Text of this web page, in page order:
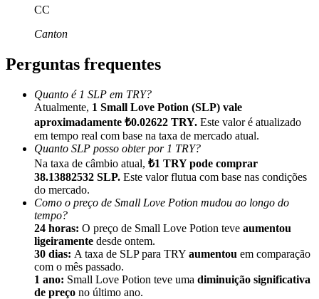
Indicação
Deposit CASHCAT & Win
Deposit CASHCAT & Win
CC
Canton
Perguntas frequentes
Quanto é 1 SLP em TRY?
Atualmente, 1 Small Love Potion (SLP) vale
aproximadamente ₺0.02622 TRY. Este valor é atualizado
em tempo real com base na taxa de mercado atual.
Quanto SLP posso obter por 1 TRY?
Na taxa de câmbio atual, ₺1 TRY pode comprar
38.13882532 SLP. Este valor flutua com base nas condições
do mercado.
Como o preço de Small Love Potion mudou ao longo do
tempo?
24 horas: O preço de Small Love Potion teve aumentou
ligeiramente desde ontem.
30 dias: A taxa de SLP para TRY aumentou em comparação
com o mês passado.
1 ano: Small Love Potion teve uma diminuição significativa
de preço no último ano.